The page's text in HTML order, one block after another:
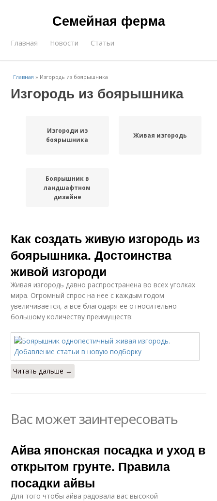
Семейная ферма
Главная Новости Статьи
Главная » Изгородь из боярышника
Изгородь из боярышника
Изгороди из
боярышника
Живая изгородь
Боярышник в
ландшафтном
дизайне
Как создать живую изгородь из
боярышника. Достоинства
живой изгороди
Живая изгородь давно распространена во всех уголках
мира. Огромный спрос на нее с каждым годом
увеличивается, а все благодаря её относительно
большому количеству преимуществ:
Читать дальше →
Вас может заинтересовать
Айва японская посадка и уход в
открытом грунте. Правила
посадки айвы
Для того чтобы айва радовала вас высокой